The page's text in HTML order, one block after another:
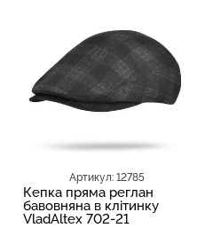
Артикул: 12785
Кепка пряма реглан
бавовняна в клітинку
VladAltex 702-21